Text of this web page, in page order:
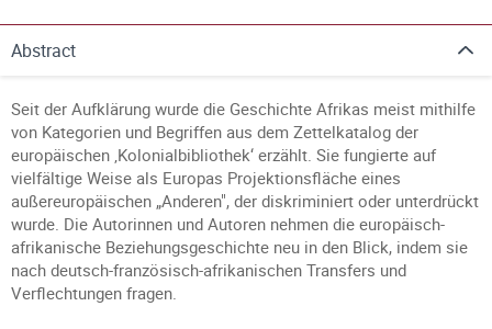
Abstract
Seit der Aufklärung wurde die Geschichte Afrikas meist mithilfe
von Kategorien und Begriffen aus dem Zettelkatalog der
europäischen ‚Kolonialbibliothek‘ erzählt. Sie fungierte auf
vielfältige Weise als Europas Projektionsfläche eines
außereuropäischen „Anderen", der diskriminiert oder unterdrückt
wurde. Die Autorinnen und Autoren nehmen die europäisch-
afrikanische Beziehungsgeschichte neu in den Blick, indem sie
nach deutsch-französisch-afrikanischen Transfers und
Verflechtungen fragen.